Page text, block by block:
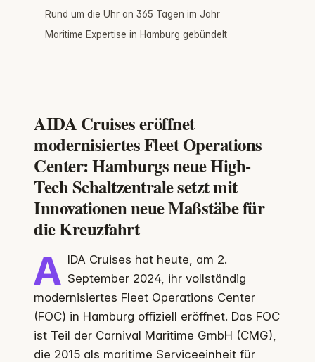
Rund um die Uhr an 365 Tagen im Jahr
Maritime Expertise in Hamburg gebündelt
AIDA Cruises eröffnet
modernisiertes Fleet Operations
Center: Hamburgs neue High-
Tech Schaltzentrale setzt mit
Innovationen neue Maßstäbe für
die Kreuzfahrt
A IDA Cruises hat heute, am 2.
September 2024, ihr vollständig
modernisiertes Fleet Operations Center
(FOC) in Hamburg offiziell eröffnet. Das FOC
ist Teil der Carnival Maritime GmbH (CMG),
die 2015 als maritime Serviceeinheit für